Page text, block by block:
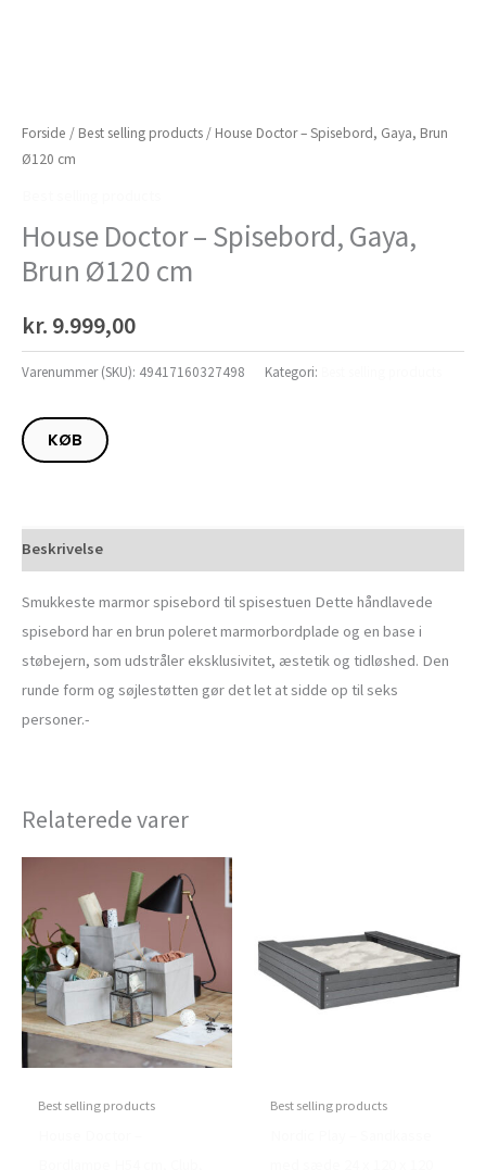
Forside / Best selling products / House Doctor – Spisebord, Gaya, Brun
Ø120 cm
House Doctor – Spisebord, Gaya,
Brun Ø120 cm
kr. 9.999,00
Varenummer (SKU): 49417160327498 Kategori:
KØB
Beskrivelse
Smukkeste marmor spisebord til spisestuen Dette håndlavede
spisebord har en brun poleret marmorbordplade og en base i
støbejern, som udstråler eksklusivitet, æstetik og tidløshed. Den
runde form og søjlestøtten gør det let at sidde op til seks
personer.-
Relaterede varer
Best selling products Best selling products